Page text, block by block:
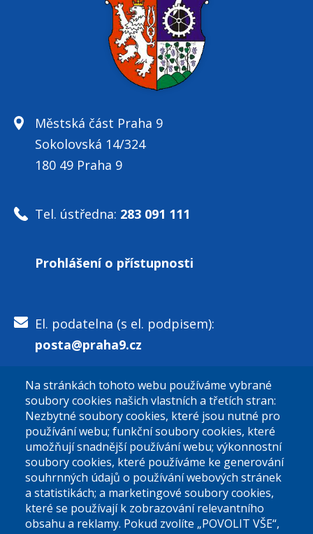
Městská část Praha 9
Sokolovská 14/324
180 49 Praha 9
Tel. ústředna: 283 091 111
Prohlášení o přístupnosti
El. podatelna (s el. podpisem):
posta@praha9.cz
El. podatelna (bez el. podpisu):
podatelna@praha9.cz
Úřední dny:
Na stránkách tohoto webu používáme vybrané
soubory cookies našich vlastních a třetích stran:
Nezbytné soubory cookies, které jsou nutné pro
používání webu; funkční soubory cookies, které
umožňují snadnější používání webu; výkonnostní
soubory cookies, které používáme ke generování
souhrnných údajů o používání webových stránek
a statistikách; a marketingové soubory cookies,
které se používají k zobrazování relevantního
obsahu a reklamy. Pokud zvolíte „POVOLIT VŠE“,